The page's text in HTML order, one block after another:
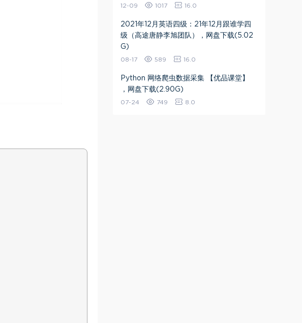
12-09 1017 16.0
2021年12月英语四级：21年12月跟谁学四
级（高途唐静李旭团队），网盘下载(5.02
G)
08-17 589 16.0
Python 网络爬虫数据采集 【优品课堂】
，网盘下载(2.90G)
07-24 749 8.0